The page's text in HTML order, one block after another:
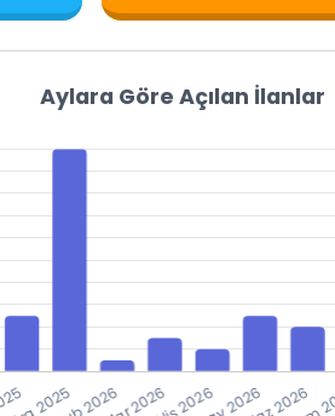
Aylara Göre Açılan İlanlar